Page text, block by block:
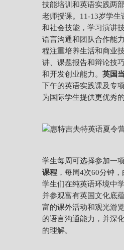
技能培训和英语实践两
老师授课。11-13岁学生
和社会技能，学习演讲
语言沟通和团队合作能
程注重培养生活和商业
讲、课题报告和辩论技
和开发创业能力。 英国
下午的英语实践课及专
为国际学生提供更优秀
学生每周可选择参加一项
课程 ，每周4次60分钟
学生们在纯英语环境中
并参观富有英国文化底
富的课外活动和观光游
的语言沟通能力，并深
的理解。